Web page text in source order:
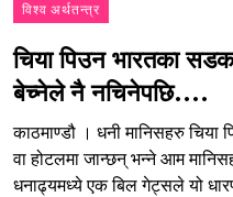
विश्व अर्थतन्त्र
चिया पिउन भारतका
बेच्नेले नै नचिनेपछि....
काठमाण्डौ । धनी मानिसहरु चिया
वा होटलमा जान्छन् भन्ने आम
धनाढ्यमध्ये एक बिल गेट्सले यो